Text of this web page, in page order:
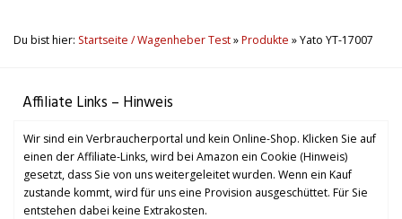
Du bist hier: Startseite / Wagenheber Test»Produkte »Yato YT-17007
Affiliate Links – Hinweis
Wir sind ein Verbraucherportal und kein Online-Shop. Klicken Sie auf
einen der Affiliate-Links, wird bei Amazon ein Cookie (Hinweis)
gesetzt, dass Sie von uns weitergeleitet wurden. Wenn ein Kauf
zustande kommt, wird für uns eine Provision ausgeschüttet. Für Sie
entstehen dabei keine Extrakosten.